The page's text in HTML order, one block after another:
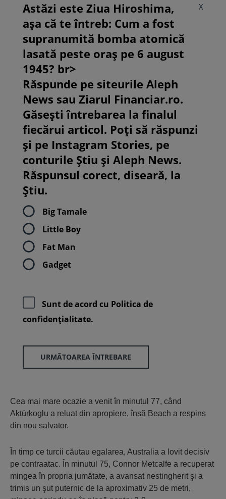
X
Astăzi este Ziua Hiroshima,
așa că te întreb: Cum a fost
supranumită bomba atomică
lasată peste oraș pe 6 august
1945? br>
Răspunde pe siteurile Aleph
News sau Ziarul Financiar.ro.
Găsești întrebarea la finalul
fiecărui articol. Poți să răspunzi
și pe Instagram Stories, pe
conturile Știu și Aleph News.
Răspunsul corect, diseară, la
Știu.
Big Tamale
Little Boy
Fat Man
Gadget
Sunt de acord cu Politica de
confidenţialitate.
URMĂTOAREA ÎNTREBARE
Cea mai mare ocazie a venit în minutul 77, când
Aktürkoglu a reluat din apropiere, însă Beach a respins
din nou salvator.
În timp ce turcii căutau egalarea, Australia a lovit decisiv
pe contraatac. În minutul 75, Connor Metcalfe a recuperat
mingea în propria jumătate, a avansat nestingherit şi a
trimis un şut puternic de la aproximativ 25 de metri,